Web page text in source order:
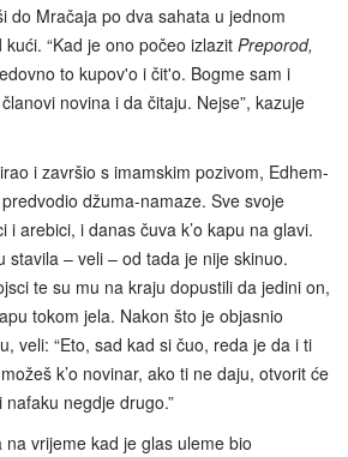
do Mračaja po dva sahata u jednom
“Kad je ono počeo izlazit Preporod,
to kupov'o i čit'o. Bogme sam i
novina i da čitaju. Nejse”, kazuje
i završio s imamskim pozivom, Edhem-
džuma-namaze. Sve svoje
i arebici, i danas čuva k’o kapu na glavi.
stavila – veli – od tada je nije skinuo.
te su mu na kraju dopustili da jedini on,
tokom jela. Nakon što je objasnio
veli: “Eto, sad kad si čuo, reda je da i ti
k’o novinar, ako ti ne daju, otvorit će
negdje drugo.”
vrijeme kad je glas uleme bio